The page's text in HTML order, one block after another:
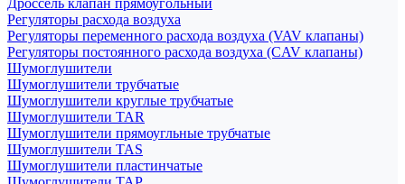
Дроссель клапан прямоугольный
Регуляторы расхода воздуха
Регуляторы переменного расхода воздуха (VAV клапаны)
Регуляторы постоянного расхода воздуха (CAV клапаны)
Шумоглушители
Шумоглушители трубчатые
Шумоглушители круглые трубчатые
Шумоглушители TAR
Шумоглушители прямоугльные трубчатые
Шумоглушители TAS
Шумоглушители пластинчатые